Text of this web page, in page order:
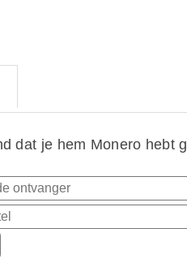
dat je hem Monero hebt